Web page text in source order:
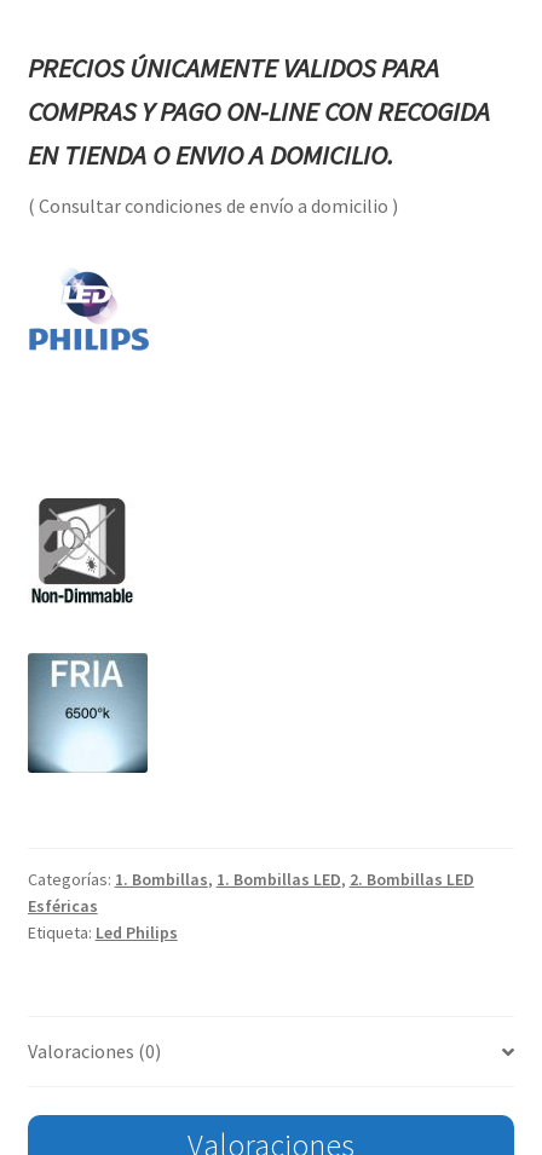
PRECIOS ÚNICAMENTE VALIDOS PARA
COMPRAS Y PAGO ON-LINE CON RECOGIDA
EN TIENDA O ENVIO A DOMICILIO.
( Consultar condiciones de envío a domicilio )
Categorías: 1. Bombillas, 1. Bombillas LED, 2. Bombillas LED
Esféricas
Etiqueta: Led Philips
Valoraciones (0)
Valoraciones